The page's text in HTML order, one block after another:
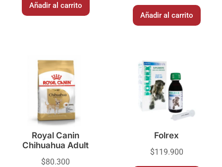
Añadir al carrito
Añadir al carrito
Royal Canin
Chihuahua Adult
$80.300
Folrex
$119.900